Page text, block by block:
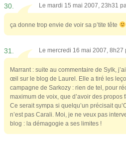
30. Le mardi 15 mai 2007, 23h31
ça donne trop envie de voir sa p’tite tête
31. Le mercredi 16 mai 2007, 8h27
Marrant : suite au commentaire de Sylk,
œil sur le blog de Laurel. Elle a tiré les
campagne de Sarkozy : rien de tel, pour
maximum de voix, que d’avoir des propos
Ce serait sympa si quelqu’un précisait
n’est pas Carali. Moi, je ne veux pas
blog : la démagogie a ses limites !